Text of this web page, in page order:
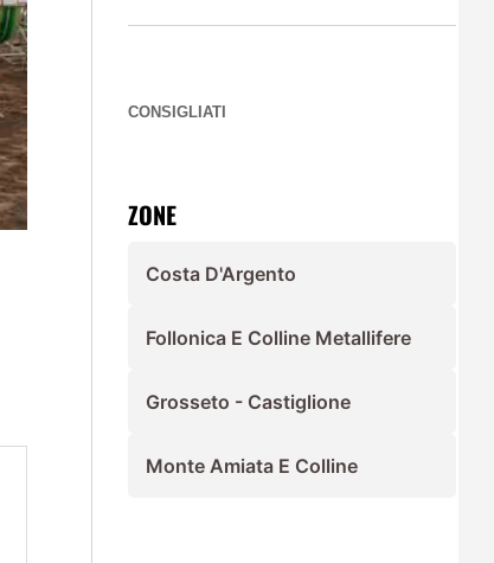
CONSIGLIATI
ZONE
Costa D'Argento
Follonica E Colline Metallifere
Grosseto - Castiglione
Monte Amiata E Colline